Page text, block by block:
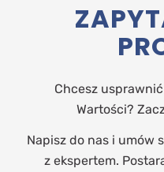
Chcesz
Wartości?
Napisz do nas i umów
z ekspertem.